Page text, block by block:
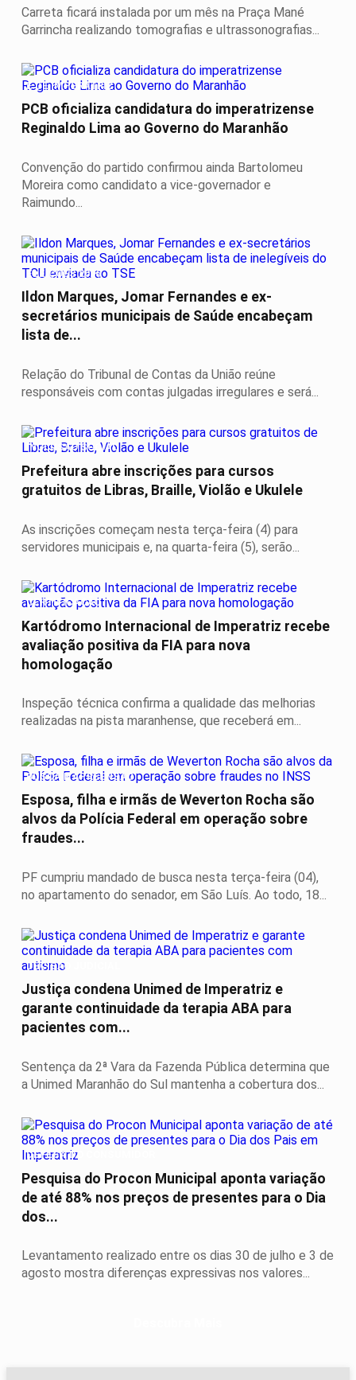
Carreta ficará instalada por um mês na Praça Mané
Garrincha realizando tomografias e ultrassonografias...
É DE IMPERATRIZ
PCB oficializa candidatura do imperatrizense
Reginaldo Lima ao Governo do Maranhão
Convenção do partido confirmou ainda Bartolomeu
Moreira como candidato a vice-governador e
Raimundo...
ELEIÇÕES 2026
Ildon Marques, Jomar Fernandes e ex-
secretários municipais de Saúde encabeçam
lista de...
Relação do Tribunal de Contas da União reúne
responsáveis com contas julgadas irregulares e será...
INCLUSÃO SOCIAL
Prefeitura abre inscrições para cursos
gratuitos de Libras, Braille, Violão e Ukulele
As inscrições começam nesta terça-feira (4) para
servidores municipais e, na quarta-feira (5), serão...
CERTIFICAÇÃO
Kartódromo Internacional de Imperatriz recebe
avaliação positiva da FIA para nova
homologação
Inspeção técnica confirma a qualidade das melhorias
realizadas na pista maranhense, que receberá em...
BUSCA E APREENSÃO
Esposa, filha e irmãs de Weverton Rocha são
alvos da Polícia Federal em operação sobre
fraudes...
PF cumpriu mandado de busca nesta terça-feira (04),
no apartamento do senador, em São Luís. Ao todo, 18...
DECISÃO JUDICIAL
Justiça condena Unimed de Imperatriz e
garante continuidade da terapia ABA para
pacientes com...
Sentença da 2ª Vara da Fazenda Pública determina que
a Unimed Maranhão do Sul mantenha a cobertura dos...
DEFESA DO CONSUMIDOR
Pesquisa do Procon Municipal aponta variação
de até 88% nos preços de presentes para o Dia
dos...
Levantamento realizado entre os dias 30 de julho e 3 de
agosto mostra diferenças expressivas nos valores...